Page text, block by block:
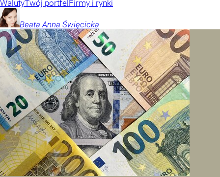
WalutyTwój portfel Firmy i rynki
Beata Anna Święcicka